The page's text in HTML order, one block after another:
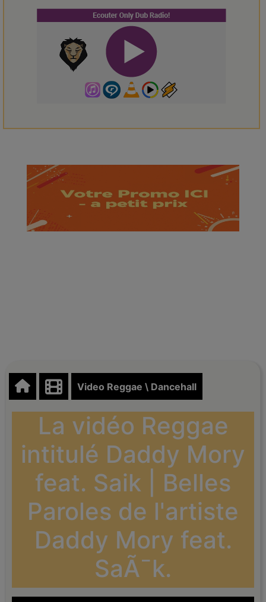
Video Reggae \ Dancehall
La vidéo Reggae
intitulé Daddy Mory
feat. Saik | Belles
Paroles de l'artiste
Daddy Mory feat.
SaÃ¯k.